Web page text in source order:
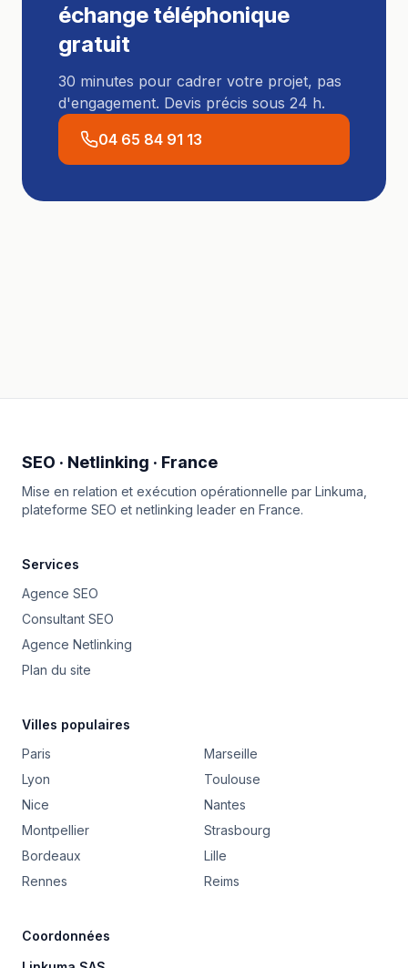
échange téléphonique
gratuit
30 minutes pour cadrer votre projet, pas
d'engagement. Devis précis sous 24 h.
04 65 84 91 13
SEO · Netlinking · France
Mise en relation et exécution opérationnelle par Linkuma
plateforme SEO et netlinking leader en France.
Services
Agence SEO
Consultant SEO
Agence Netlinking
Plan du site
Villes populaires
Paris
Marseille
Lyon
Toulouse
Nice
Nantes
Montpellier
Strasbourg
Bordeaux
Lille
Rennes
Reims
Coordonnées